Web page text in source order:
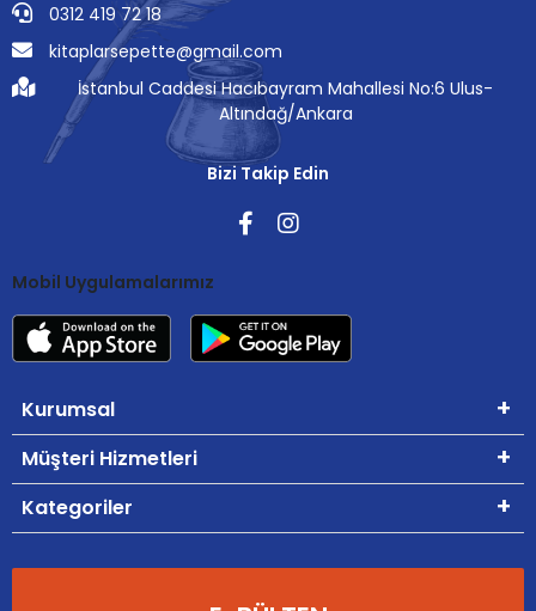
0312 419 72 18
kitaplarsepette@gmail.com
İstanbul Caddesi Hacıbayram Mahallesi No:6 Ulus-
Altındağ/Ankara
Bizi Takip Edin
Mobil Uygulamalarımız
Kurumsal
Müşteri Hizmetleri
Kategoriler